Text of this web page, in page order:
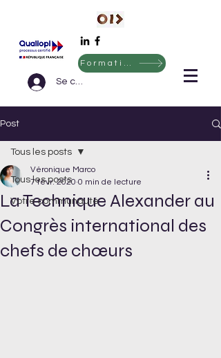
Se connecter
Formation ERASMUS
Post
Tous les posts
Votre communauté
Tous les posts
La Technique Alexander au
Congrès international des
chefs de chœurs
Véronique Marco
7 févr. 2020 0 min de lecture